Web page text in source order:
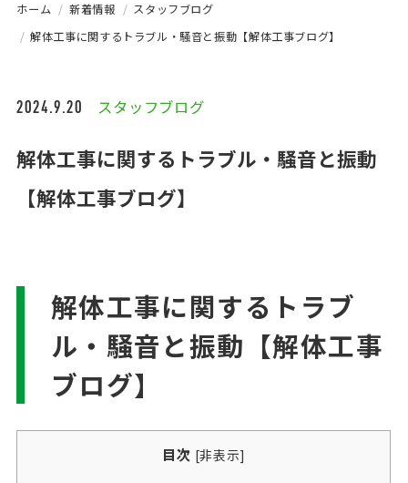
ホーム 新着情報
スタッフブログ
解体工事に関するトラブル・騒音と振動【解体工事ブログ】
2024.9.20 スタッフブログ
解体工事に関するトラブル・騒音と振動
【解体工事ブログ】
解体工事に関するトラブ
ル・騒音と振動【解体工事
ブログ】
目次 [非表示]